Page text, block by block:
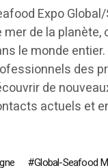
Expo
mer de la
le monde
des
de
actuels et
Global-Seafood